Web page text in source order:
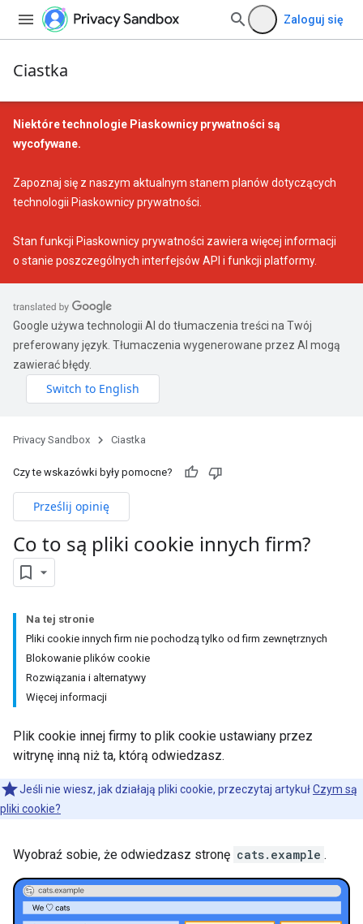
Zaloguj się
Ciastka
Niektóre technologie Piaskownicy prywatności są
wycofywane.
Zapoznaj się z naszym aktualnym stanem planów dotyczących
technologii Piaskownicy prywatności
Stan funkcji Piaskownicy prywatności zawiera więcej informacji
o stanie poszczególnych interfejsów API i funkcji platformy.
Google używa technologii AI do tłumaczenia treści na Twój
preferowany język. Tłumaczenia wygenerowane przez AI mogą
zawierać błędy.
Privacy Sandbox Ciastka
Czy te wskazówki były pomocne?
Prześlij opinię
Co to są pliki cookie innych firm?
Na tej stronie
Pliki cookie innych firm nie pochodzą tylko od firm zewnętrznych
Blokowanie plików cookie
Rozwiązania i alternatywy
Więcej informacji
Plik cookie innej firmy to plik cookie ustawiany przez
witrynę inną niż ta, którą odwiedzasz.
Jeśli nie wiesz, jak działają pliki cookie, przeczytaj artykułCzym są
pliki cookie?
Wyobraź sobie, że odwiedzasz stronę cats.example .